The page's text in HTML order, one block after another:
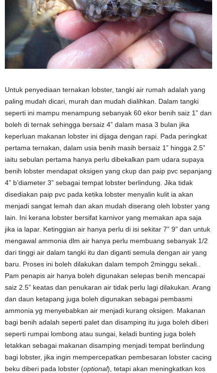
Untuk penyediaan ternakan lobster, tangki air rumah adalah yang
paling mudah dicari, murah dan mudah dialihkan. Dalam tangki
seperti ini mampu menampung sebanyak 60 ekor benih saiz 1” dan
boleh di ternak sehingga bersaiz 4” dalam masa 3 bulan jika
keperluan makanan lobster ini dijaga dengan rapi. Pada peringkat
pertama ternakan, dalam usia benih masih bersaiz 1” hingga 2.5”
iaitu sebulan pertama hanya perlu dibekalkan pam udara supaya
benih lobster mendapat oksigen yang ckup dan paip pvc sepanjang
4” b’diameter 3” sebagai tempat lobster berlindung. Jika tidak
disediakan paip pvc pada ketika lobster menyalin kulit ia akan
menjadi sangat lemah dan akan mudah diserang oleh lobster yang
lain. Ini kerana lobster bersifat karnivor yang memakan apa saja
jika ia lapar. Ketinggian air hanya perlu di isi sekitar 7” 9” dan untuk
mengawal ammonia dlm air hanya perlu membuang sebanyak 1/2
dari tinggi air dalam tangki itu dan diganti semula dengan air yang
baru. Proses ini boleh dilakukan dalam tempoh 2minggu sekali..
Pam penapis air hanya boleh digunakan selepas benih mencapai
saiz 2.5” keatas dan penukaran air tidak perlu lagi dilakukan. Arang
dan daun ketapang juga boleh digunakan sebagai pembasmi
ammonia yg menyebabkan air menjadi kurang oksigen. Makanan
bagi benih adalah seperti palet dan disamping itu juga boleh diberi
seperti rumpai lombong atau sungai, keladi bunting juga boleh
letakkan sebagai makanan disamping menjadi tempat berlindung
bagi lobster, jika ingin mempercepatkan pembesaran lobster cacing
beku diberi pada lobster (optional), tetapi akan meningkatkan kos